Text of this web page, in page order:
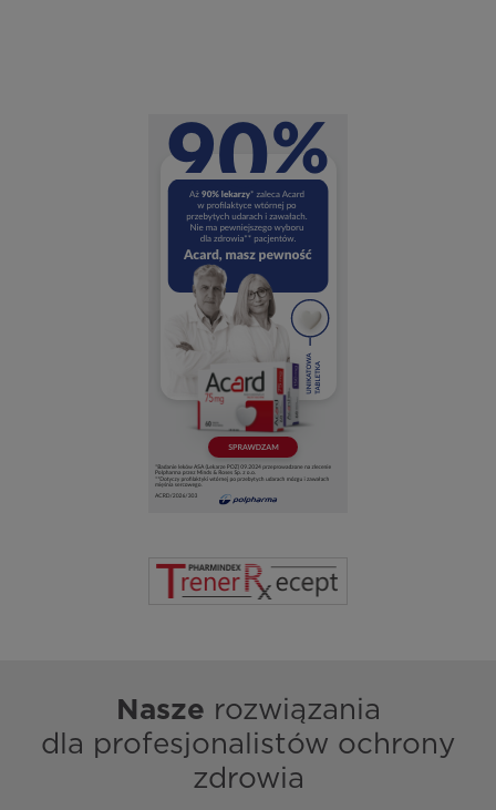
Nasze rozwiązania
dla profesjonalistów ochrony
zdrowia